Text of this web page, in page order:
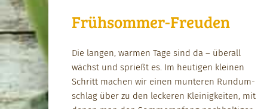
Frühsommer-Freuden
Die lan­gen, war­men Tage sind da – über­all
wächst und sprießt es. Im heuti­gen kleinen
Schritt machen wir einen munteren Run­dum­
schlag über zu den leck­eren Kleinigkeit­en, mit